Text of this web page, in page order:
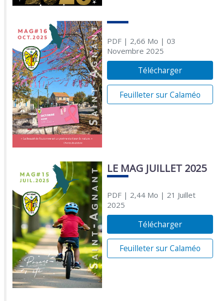
PDF| 2,66 Mo | 03
Novembre 2025
Télécharger
Feuilleter sur Calaméo
LE MAG JUILLET 2025
PDF| 2,44 Mo | 21 Juillet
2025
Télécharger
Feuilleter sur Calaméo